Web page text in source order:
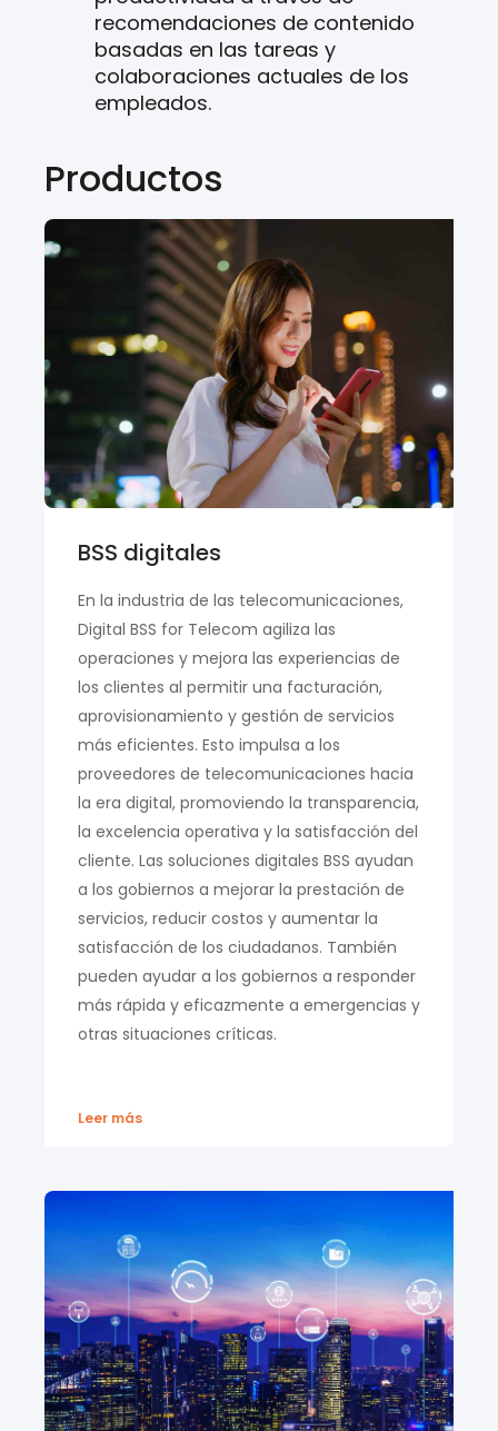
recomendaciones de contenido
basadas en las tareas y
colaboraciones actuales de los
empleados.
Productos
BSS digitales
En la industria de las telecomunicaciones,
Digital BSS for Telecom agiliza las
operaciones y mejora las experiencias de
los clientes al permitir una facturación,
aprovisionamiento y gestión de servicios
más eficientes. Esto impulsa a los
proveedores de telecomunicaciones hacia
la era digital, promoviendo la transparencia,
la excelencia operativa y la satisfacción del
cliente. Las soluciones digitales BSS ayudan
a los gobiernos a mejorar la prestación de
servicios, reducir costos y aumentar la
satisfacción de los ciudadanos. También
pueden ayudar a los gobiernos a responder
más rápida y eficazmente a emergencias y
otras situaciones críticas.
Leer más